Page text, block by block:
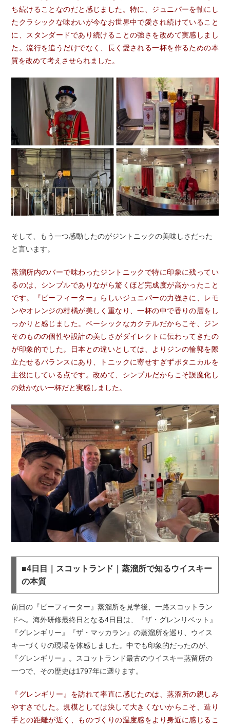
ち続けることなのだと感じました。特に、ジュニパーを軸にし
たクラシックな味わいが今なお世界中で愛され続けていること
に、スタンダードであり続けることの強さを改めて実感しまし
た。流行を追うだけでなく、長く愛される一杯を作るための本
質を改めて考えさせられました。
そして、もう一つ感動したのがジントニックの美味しさだった
と言います。
蒸溜所内のバーで味わったジントニックで特に印象に残ってい
るのは、シンプルでありながら驚くほど完成度が高かったこと
です。『ビーフィーター』らしいジュニパーの力強さに、レモ
ンやオレンジの柑橘が美しく重なり、一杯の中で香りの層をし
っかりと感じました。ベーシックなカクテルだからこそ、ジン
そのものの個性や設計の美しさがダイレクトに伝わってきたの
が印象的でした。日本との違いとしては、よりジンの輪郭を際
立たせるバランスにあり、トニックに寄せすぎずボタニカルを
主役にしている点です。改めて、シンプルだからこそ誤魔化し
の効かない一杯だと実感しました。
■4日目｜スコットランド｜蒸溜所で知るウイスキー
の本質
前日の『ビーフィーター』蒸溜所を見学後、一路スコットラン
ドへ。海外研修最終日となる4日目は、『ザ・グレンリベット』
『グレンギリー』『ザ・マッカラン』の蒸溜所を巡り、ウイス
キーづくりの現場を体感しました。中でも印象的だったのが、
『グレンギリー』。スコットランド最古のウイスキー蒸留所の
一つで、その歴史は1797年に遡ります。
『グレンギリー』を訪れて率直に感じたのは、蒸溜所の親しみ
やすさでした。規模としては決して大きくないからこそ、造り
手との距離が近く、ものづくりの温度感をより身近に感じるこ